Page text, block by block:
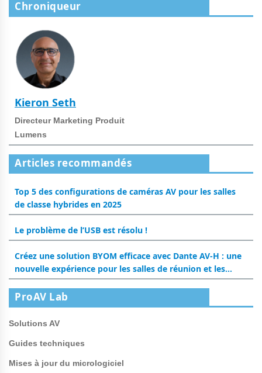
Chroniqueur
Kieron Seth
Directeur Marketing Produit
Lumens
Articles recommandés
Top 5 des configurations de caméras AV pour les salles
de classe hybrides en 2025
Le problème de l’USB est résolu !
Créez une solution BYOM efficace avec Dante AV-H : une
nouvelle expérience pour les salles de réunion et les
salles de classe
ProAV Lab
Solutions AV
Guides techniques
Mises à jour du micrologiciel